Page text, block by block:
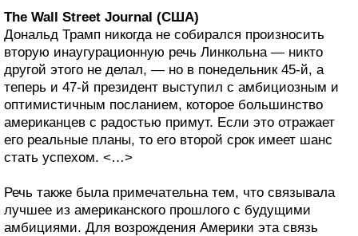
The Wall Street Journal (США)
Дональд Трамп никогда не собирался произносить
вторую инаугурационную речь Линкольна — никто
другой этого не делал, — но в понедельник 45-й, а
теперь и 47-й президент выступил с амбициозным и
оптимистичным посланием, которое большинство
американцев с радостью примут. Если это отражает
его реальные планы, то его второй срок имеет шанс
стать успехом. <…>
Речь также была примечательна тем, что связывала
лучшее из американского прошлого с будущими
амбициями. Для возрождения Америки эта связь